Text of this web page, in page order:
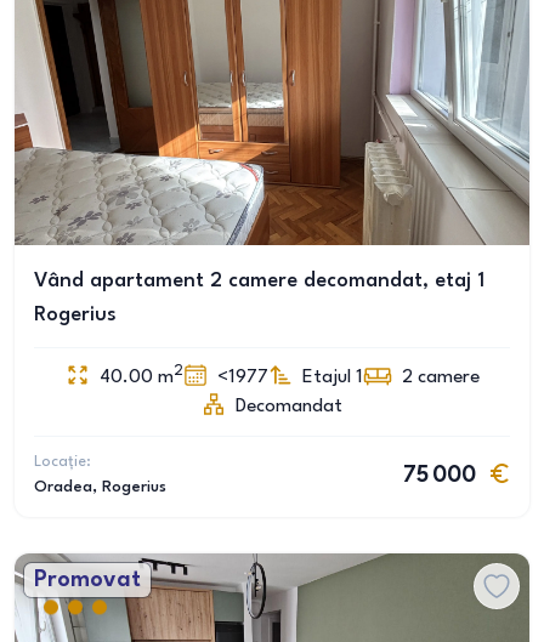
Vând apartament 2 camere decomandat, etaj 1
Rogerius
40.00 m2 <1977 Etajul 1 2 camere
Decomandat
Locație:
Oradea, Rogerius
75 000
Promovat